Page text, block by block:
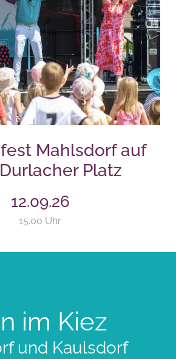
Mahlsdorf auf
Platz
12.09.26
15.00 Uhr
im Kiez
und Kaulsdorf